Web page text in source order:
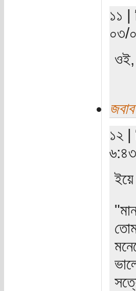
১১ |
০৩/
ওই,
জবাব
১২ |